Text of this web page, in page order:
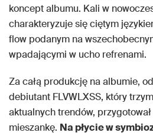
koncept albumu. Kali w
charakteryzuje się ciętym
flow podanym na
wpadającymi w ucho refrenami.
Za całą produkcję na albumie,
debiutant FLVWLXSS, który
aktualnych trendów,
mieszankę. Na płycie w